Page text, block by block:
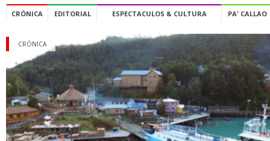
CRÓNICA EDITORIAL ESPECTACULOS & CULTURA PA' CALLAO
CRÓNICA